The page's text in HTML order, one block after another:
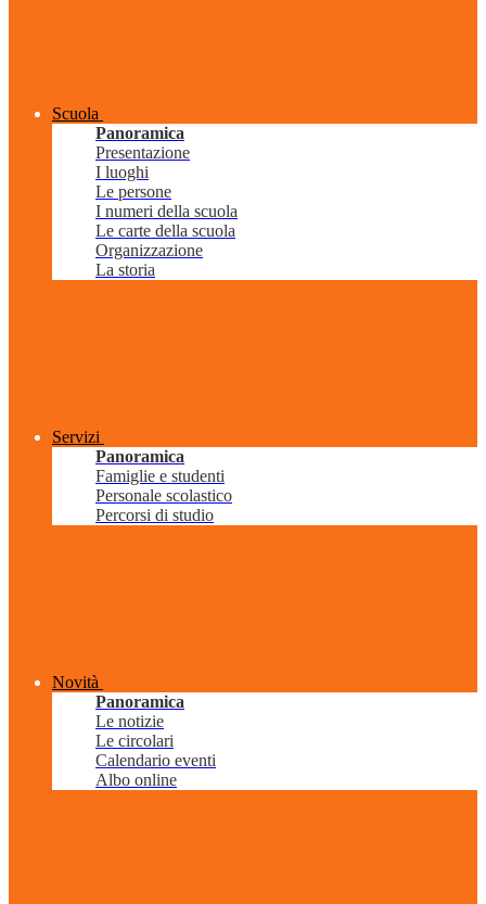
Scuola
Panoramica
Presentazione
I luoghi
Le persone
I numeri della scuola
Le carte della scuola
Organizzazione
La storia
Servizi
Panoramica
Famiglie e studenti
Personale scolastico
Percorsi di studio
Novità
Panoramica
Le notizie
Le circolari
Calendario eventi
Albo online